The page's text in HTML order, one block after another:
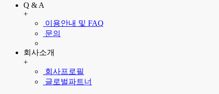
Q & A
+
이용안내 및 FAQ
문의
회사소개
+
회사프로필
글로벌파트너